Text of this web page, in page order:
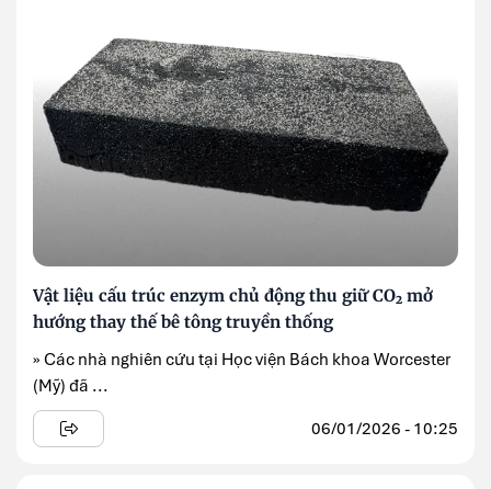
Vật liệu cấu trúc enzym chủ động thu giữ CO₂ mở
hướng thay thế bê tông truyền thống
» Các nhà nghiên cứu tại Học viện Bách khoa Worcester
(Mỹ) đã ...
06/01/2026 - 10:25